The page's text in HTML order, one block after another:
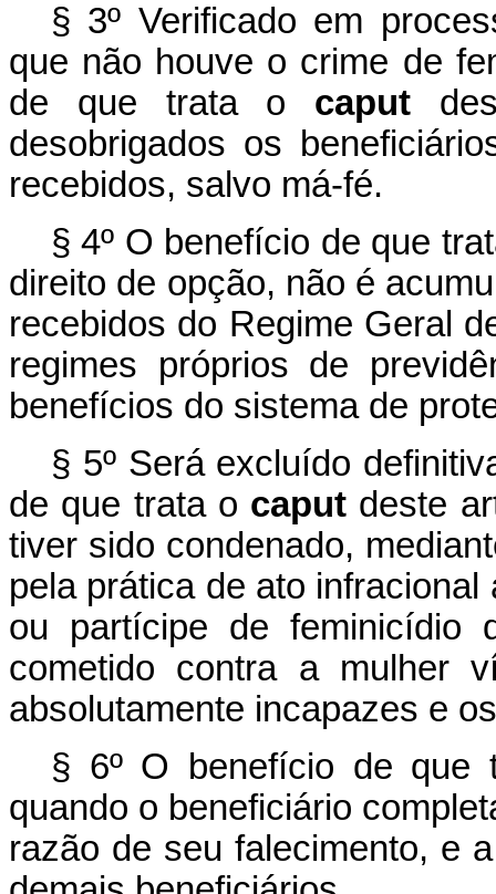
§ 3º Verificado em
que não houve o crime de
de que trata o caput
desobrigados os
recebidos, salvo má-fé.
§ 4º O benefício de que
direito de opção, não é
recebidos do Regime Geral
regimes próprios de
benefícios do sistema de
§ 5º Será excluído
de que trata o caput deste
tiver sido condenado,
pela prática de ato
ou partícipe de feminicídio
cometido contra a mulher
absolutamente incapazes e
§ 6º O benefício de
quando o beneficiário
razão de seu falecimento, e